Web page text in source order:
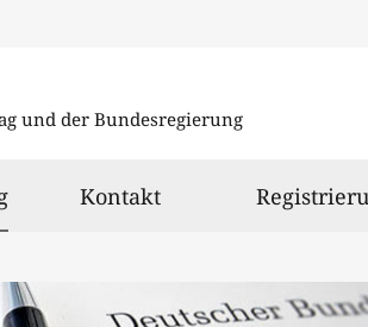
und der Bundesregierung
ausgewählt
Kontakt